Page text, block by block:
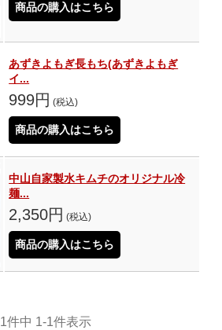
商品の購入はこちら
あずきよもぎ長もち(あずきよもぎ
イ...
999円 (税込)
商品の購入はこちら
中山自家製水キムチのオリジナル冷
麺...
2,350円 (税込)
商品の購入はこちら
1件中 1-1件表示